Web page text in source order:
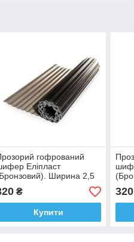
гофрований
Еліпласт
Ширина 2,5
Розкрий!
₴
Купити
м.
320